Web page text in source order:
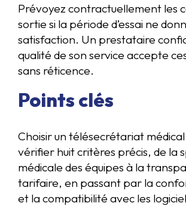
Prévoyez contractuellement les
sortie si la période d’essai ne
satisfaction. Un prestataire
qualité de son service accepte
sans réticence.
Points clés
Choisir un télésecrétariat
vérifier huit critères précis, de la
médicale des équipes à la
tarifaire, en passant par la
et la compatibilité avec les